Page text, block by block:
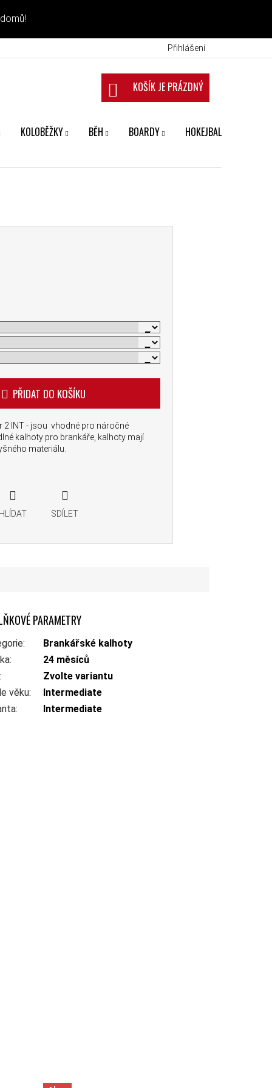
Přihlášení
NÁKUPNÍ KOŠÍK
KOLOBĚŽKY BĚH BOARDY HOKEJBAL
PŘIDAT DO KOŠÍKU
2 INT - jsou vhodné pro náročné
kalhoty pro brankáře, kalhoty mají
materiálu.
HLÍDAT SDÍLET
PARAMETRY
:
Brankářské kalhoty
:
24 měsíců
:
Zvolte variantu
věku:
Intermediate
: Intermediate